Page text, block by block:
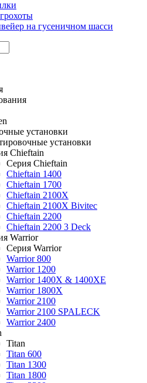
на гусеничном шасси
установки
установки
Chieftain
Серия Chieftain
Chieftain 1400
Chieftain 1700
Chieftain 2100X
Chieftain 2100X Bivitec
Chieftain 2200
Chieftain 2200 3 Deck
Warrior
Серия Warrior
Warrior 800
Warrior 1200
Warrior 1400X & 1400XE
Warrior 1800X
Warrior 2100
Warrior 2100 SPALECK
Warrior 2400
Titan
Titan 600
Titan 1300
Titan 1800